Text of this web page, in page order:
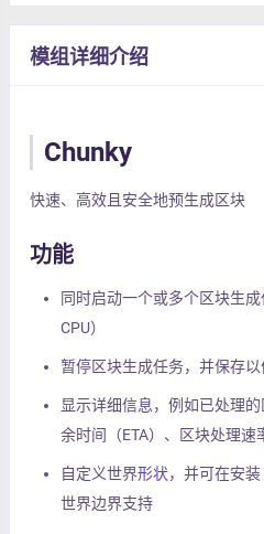
模组详细介绍
Chunky
快速、高效且安全地预生成区块
功能
同时启动一个或多个区块生
CPU）
暂停区块生成任务，并保存
显示详细信息，例如已处理
余时间（ETA）、区块处理速
自定义世界形状，并可在安装
世界边界支持